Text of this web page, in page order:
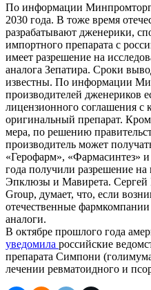
По информации
2030 года. В тоже время
разрабатывают дженерики,
импортного препарата с
имеет разрешение на
аналога Зепатира. Сроки
известны. По информации
производителей дженериков
лицензионного соглашения с
оригинальный препарат.
мера, по решению
производитель может
«Герофарм», «Фармасинтез»
года получили разрешение
Эпклюзы и Мавирета. Сергей
Group, думает, что, если
отечественные
аналоги.
В октябре прошлого года
уведомила российские
препарата Симпони
лечении ревматоидного и